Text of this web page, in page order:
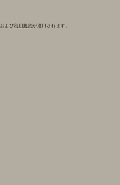
および利用規約が適用されます。